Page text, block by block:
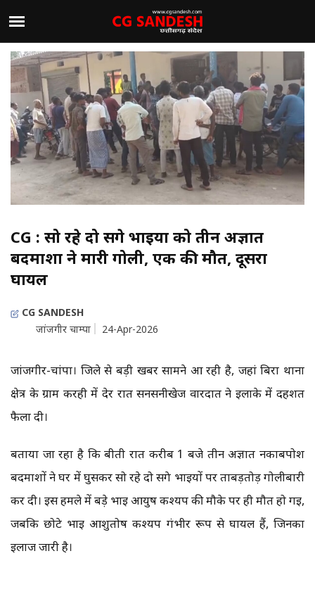
CG : सो रहे दो सगे भाइयों को तीन अज्ञात
बदमाशों ने मारी गोली, एक की मौत, दूसरा
घायल
CG SANDESH
जांजगीर चाम्पा
24-Apr-2026
जांजगीर-चांपा। जिले से बड़ी खबर सामने आ रही है, जहां बिर्रा थाना
क्षेत्र के ग्राम करही में देर रात सनसनीखेज वारदात ने इलाके में दहशत
फैला दी।
बताया जा रहा है कि बीती रात करीब 1 बजे तीन अज्ञात नकाबपोश
बदमाशों ने घर में घुसकर सो रहे दो सगे भाइयों पर ताबड़तोड़ गोलीबारी
कर दी। इस हमले में बड़े भाई आयुष कश्यप की मौके पर ही मौत हो गई,
जबकि छोटे भाई आशुतोष कश्यप गंभीर रूप से घायल हैं, जिनका
इलाज जारी है।